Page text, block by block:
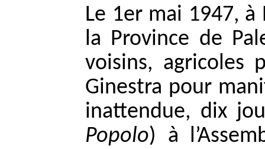
Le 1er mai 1947, à
la Province de
voisins, agricoles
Ginestra pour
inattendue, dix
Popolo) à